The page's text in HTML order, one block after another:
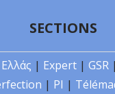
SECTIONS
Ελλάς | Expert| GSR|
| PI |